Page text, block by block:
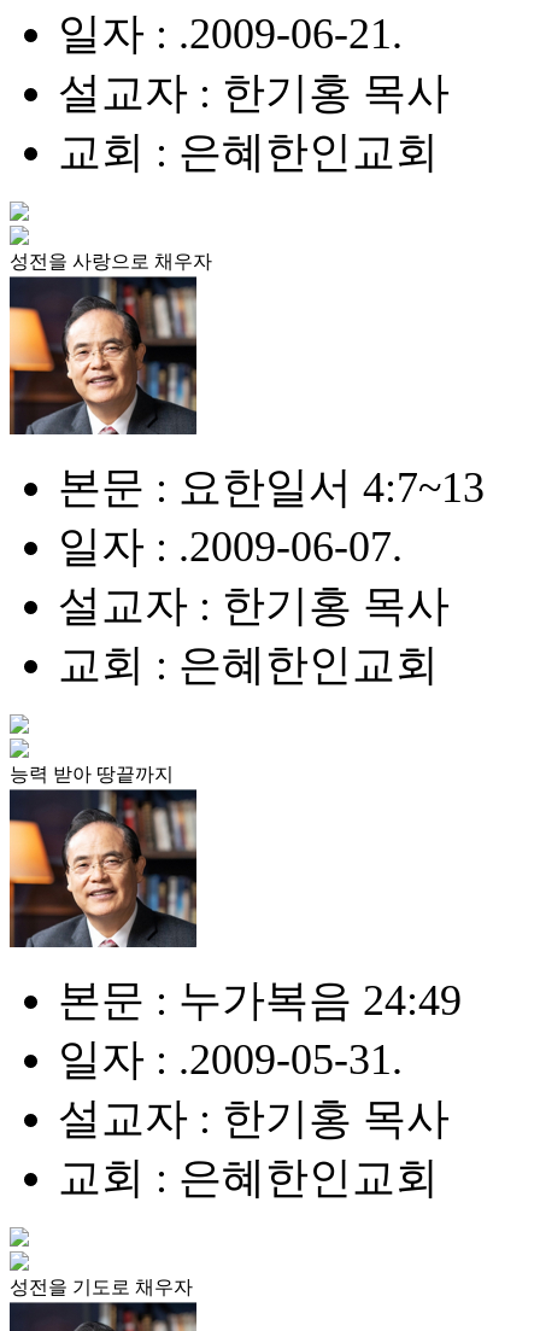
일자 : .2009-06-21.
설교자 : 한기홍 목사
교회 : 은혜한인교회
성전을 사랑으로 채우자
본문 : 요한일서 4:7~13
일자 : .2009-06-07.
설교자 : 한기홍 목사
교회 : 은혜한인교회
능력 받아 땅끝까지
본문 : 누가복음 24:49
일자 : .2009-05-31.
설교자 : 한기홍 목사
교회 : 은혜한인교회
성전을 기도로 채우자